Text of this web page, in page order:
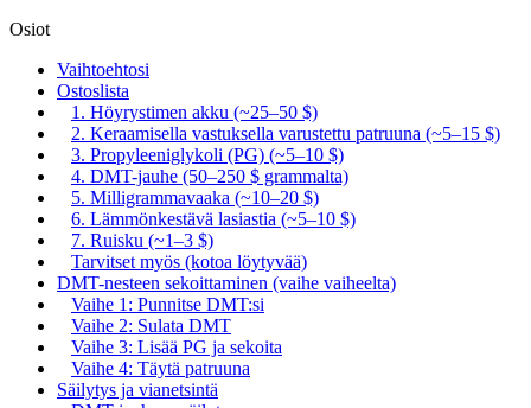
Osiot
Vaihtoehtosi
Ostoslista
1. Höyrystimen akku (~25–50 $)
2. Keraamisella vastuksella varustettu patruuna (~5–15 $)
3. Propyleeniglykoli (PG) (~5–10 $)
4. DMT-jauhe (50–250 $ grammalta)
5. Milligrammavaaka (~10–20 $)
6. Lämmönkestävä lasiastia (~5–10 $)
7. Ruisku (~1–3 $)
Tarvitset myös (kotoa löytyvää)
DMT-nesteen sekoittaminen (vaihe vaiheelta)
Vaihe 1: Punnitse DMT:si
Vaihe 2: Sulata DMT
Vaihe 3: Lisää PG ja sekoita
Vaihe 4: Täytä patruuna
Säilytys ja vianetsintä